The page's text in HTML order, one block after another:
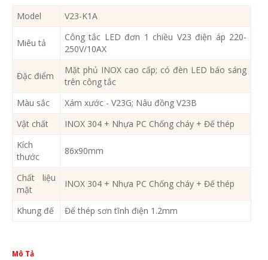
Model
V23-K1A
Miêu tả
Công tắc LED đơn 1 chiều V23 điện áp 220-
250V/10AX
Đặc điểm
Mặt phủ INOX cao cấp; có đèn LED báo sáng
trên công tắc
Màu sắc
Xám xước - V23G; Nâu đồng V23B
Vật chất
INOX 304 + Nhựa PC Chống cháy + Đế thép
Kích
thước
86x90mm
Chất liệu
mặt
INOX 304 + Nhựa PC Chống cháy + Đế thép
Khung đế Đế thép sơn tĩnh điện 1.2mm
Mô Tả